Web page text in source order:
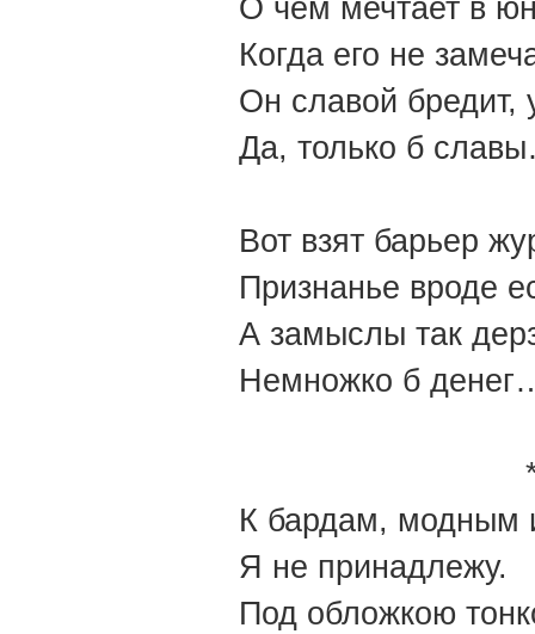
О чём мечтает в
Когда его не
Он славой бредит,
Да, только б
Вот взят барьер
Признанье вроде
А замыслы так
Немножко б
К бардам, модным
Я не принадлежу.
Под обложкою